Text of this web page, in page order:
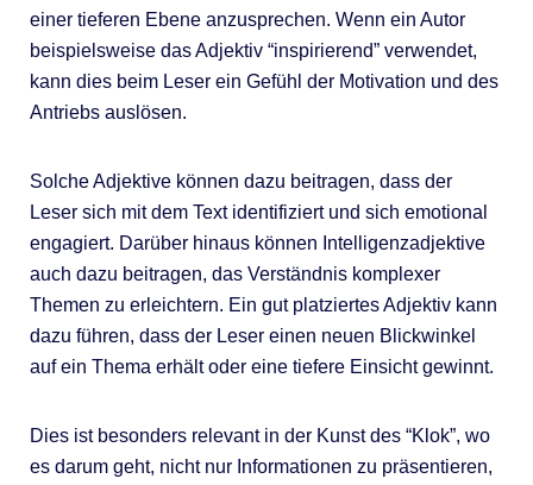
einer tieferen Ebene anzusprechen. Wenn ein Autor
beispielsweise das Adjektiv “inspirierend” verwendet,
kann dies beim Leser ein Gefühl der Motivation und des
Antriebs auslösen.
Solche Adjektive können dazu beitragen, dass der
Leser sich mit dem Text identifiziert und sich emotional
engagiert. Darüber hinaus können Intelligenzadjektive
auch dazu beitragen, das Verständnis komplexer
Themen zu erleichtern. Ein gut platziertes Adjektiv kann
dazu führen, dass der Leser einen neuen Blickwinkel
auf ein Thema erhält oder eine tiefere Einsicht gewinnt.
Dies ist besonders relevant in der Kunst des “Klok”, wo
es darum geht, nicht nur Informationen zu präsentieren,